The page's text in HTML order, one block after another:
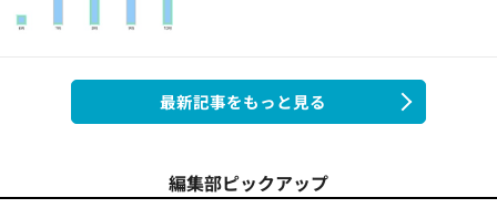
最新記事をもっと見る
編集部ピックアップ